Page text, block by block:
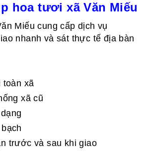
hoa tươi xã Văn Miếu
Miếu cung cấp dịch vụ
nhanh và sát thực tế địa bàn
toàn xã
xã cũ
trước và sau khi giao